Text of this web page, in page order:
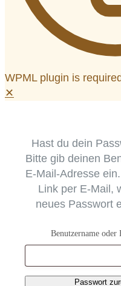
WPML plugin is
✕
Hast du dein
Bitte gib deinen
E-Mail-Adresse
Link per E-Mail,
neues Passwort
Benutzername
Passwort